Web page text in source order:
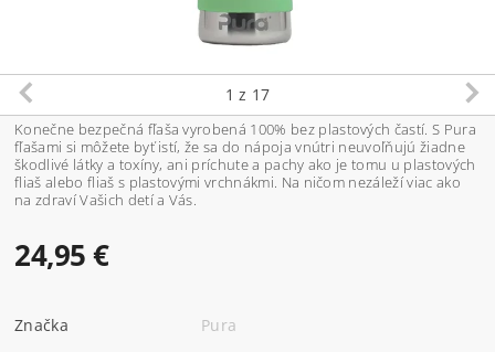
1 z 17
Konečne bezpečná fľaša vyrobená 100% bez plastových častí. S Pura
fľašami si môžete byť istí, že sa do nápoja vnútri neuvoľňujú žiadne
škodlivé látky a toxíny, ani príchute a pachy ako je tomu u plastových
fliaš alebo fliaš s plastovými vrchnákmi. Na ničom nezáleží viac ako
na zdraví Vašich detí a Vás.
24,95 €
Značka
Pura